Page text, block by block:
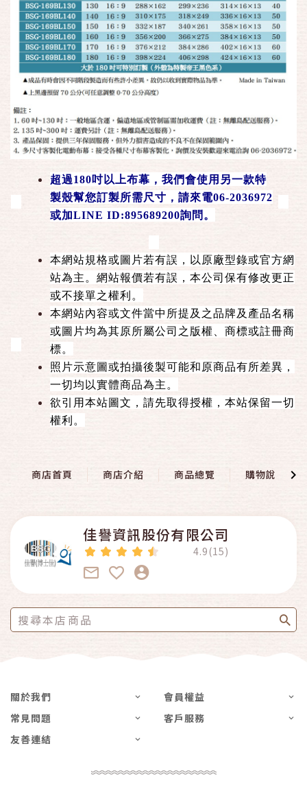
佳譽資訊股份有限公司
4.9(15)
商店首頁 商店介紹 商品總覽 購物說明
超過180吋以上布幕，我們會使用另一款特
製殼幫您訂製所需尺寸，請來電06-2036972
或加LINE ID:895689200詢問。
本網站規格或圖片若有誤，以原廠型錄或官方網
站為主。網站報價若有誤，本公司保有修改更正
或不接單之權利。
本網站內容或文件當中所提及之品牌及產品名稱
或圖片均為其原所屬公司之版權、商標或註冊商
標。
照片示意圖或拍攝後製可能和原商品有所差異，
一切均以實體商品為主。
欲引用本站圖文，請先取得授權，本站保留一切
權利。
關於我們
會員權益
常見問題
客戶服務
友善連結